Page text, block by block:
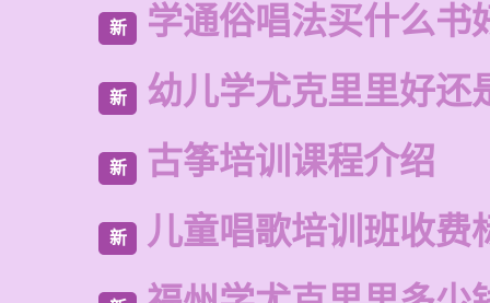
新 学通俗唱法买什么书
新 幼儿学尤克里里好还
新 古筝培训课程介绍
新 儿童唱歌培训班收费